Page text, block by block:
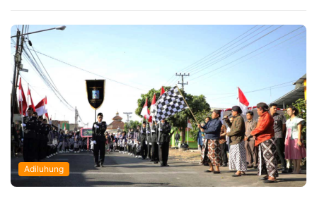
Adiluhung